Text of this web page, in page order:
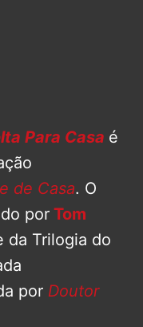
Para Casa é
de Casa. O
por Tom
da Trilogia do
por Doutor